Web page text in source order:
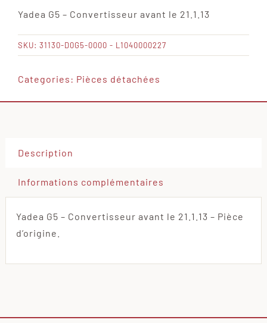
-
Convertisseur
avant
Yadea G5 – Convertisseur avant le 21.1.13
SKU: 31130-D0G5-0000 - L1040000227
Categories: Pièces détachées
Description
Informations complémentaires
Yadea G5 – Convertisseur avant le 21.1.13 – Pièce
d’origine.